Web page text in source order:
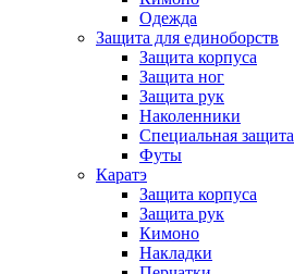
Одежда
Защита для единоборств
Защита корпуса
Защита ног
Защита рук
Наколенники
Специальная защита
Футы
Каратэ
Защита корпуса
Защита рук
Кимоно
Накладки